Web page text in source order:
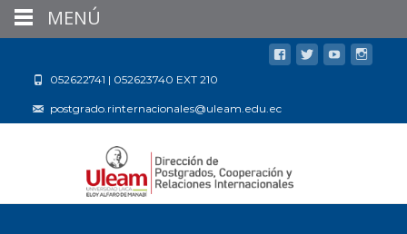
052622741 | 052623740 EXT 210
postgrado.rinternacionales@uleam.edu.ec
MENÚ